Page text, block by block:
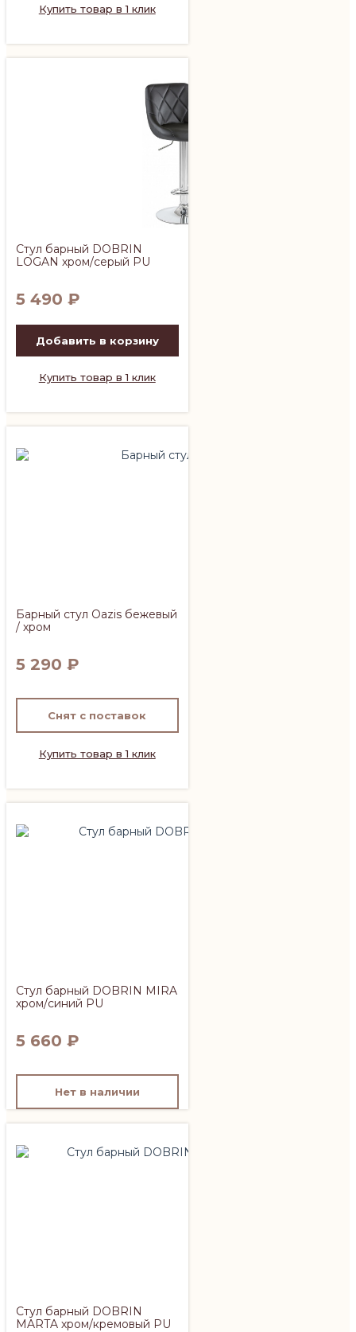
Купить товар в 1 клик
Стул барный DOBRIN
LOGAN хром/серый PU
5 490 ₽
Добавить в корзину
Купить товар в 1 клик
Барный стул Oazis бежевый
/ хром
5 290 ₽
Снят с поставок
Купить товар в 1 клик
Стул барный DOBRIN MIRA
хром/синий PU
5 660 ₽
Нет в наличии
Стул барный DOBRIN
MARTA хром/кремовый PU